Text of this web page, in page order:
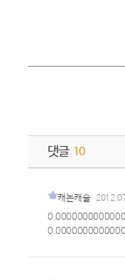
댓글 10
캐논캐슬